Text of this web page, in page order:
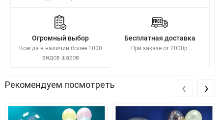
Огромный выбор
Всегда в наличии более 1000
видов шаров
Бесплатная доставка
При заказе от 2000р.
Рекомендуем посмотреть ‹ ›